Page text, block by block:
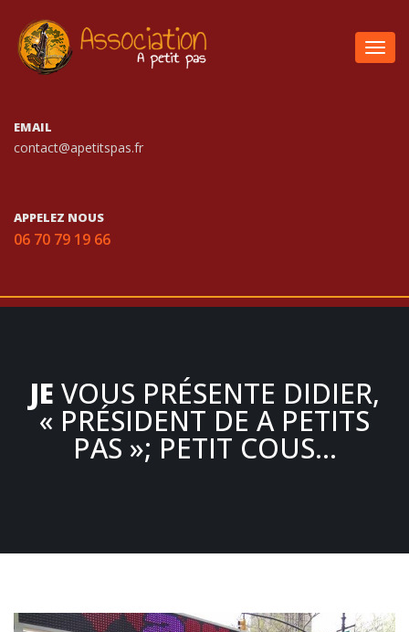
EMAIL
contact@apetitspas.fr
APPELEZ NOUS
06 70 79 19 66
JE VOUS PRÉSENTE DIDIER,
« PRÉSIDENT DE A PETITS
PAS »; PETIT COUS…